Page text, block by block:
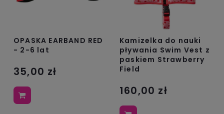
OPASKA EARBAND RED
- 2-6 lat
35,00 zł
Kamizelka do nauki
pływania Swim Vest z
paskiem Strawberry
Field
160,00 zł